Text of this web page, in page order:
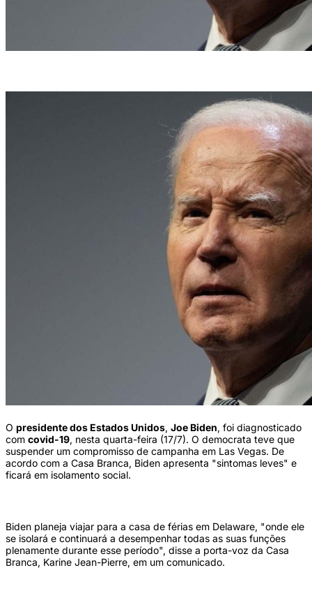
O presidente dos Estados Unidos, Joe Biden, foi diagnosticado
com covid-19, nesta quarta-feira (17/7). O democrata teve que
suspender um compromisso de campanha em Las Vegas. De
acordo com a Casa Branca, Biden apresenta "sintomas leves" e
ficará em isolamento social.
Biden planeja viajar para a casa de férias em Delaware, "onde ele
se isolará e continuará a desempenhar todas as suas funções
plenamente durante esse período", disse a porta-voz da Casa
Branca, Karine Jean-Pierre, em um comunicado.